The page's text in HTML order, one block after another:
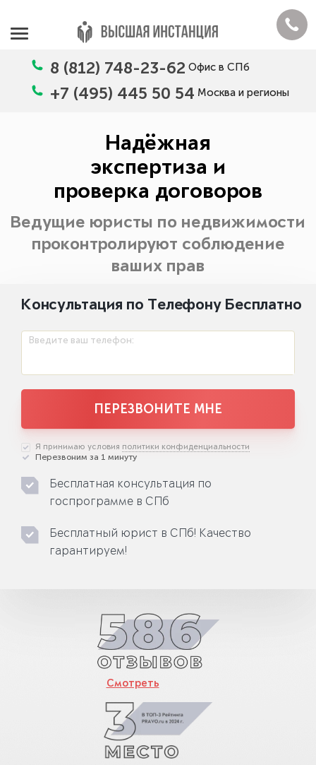
8 (812) 748-23-62 Офис в СПб
+7 (495) 445 50 54 Москва и регионы
Надёжная
экспертиза и
проверка договоров
Ведущие юристы по недвижимости
проконтролируют соблюдение
ваших прав
Консультация по Телефону Бесплатно
Введите ваш телефон:
ПЕРЕЗВОНИТЕ МНЕ
Я принимаю условия политики конфиденциальности
Перезвоним за 1 минуту
Бесплатная консультация по
госпрограмме в СПб
Бесплатный юрист в СПб! Качество
гарантируем!
Смотреть